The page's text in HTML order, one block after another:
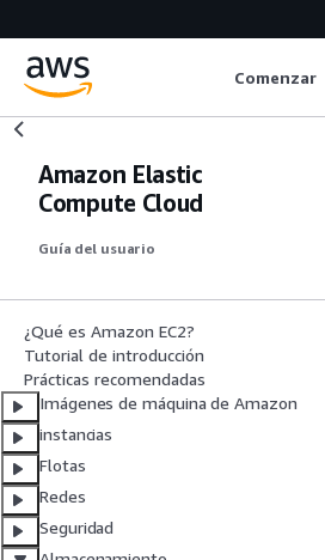
Comenzar
Amazon Elastic
Compute Cloud
Guía del usuario
¿Qué es Amazon EC2?
Tutorial de introducción
Prácticas recomendadas
Imágenes de máquina de Amazon
instancias
Flotas
Redes
Seguridad